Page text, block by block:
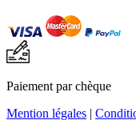
Paiement par chèque
Mention légales |